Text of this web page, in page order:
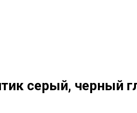
серый, черный